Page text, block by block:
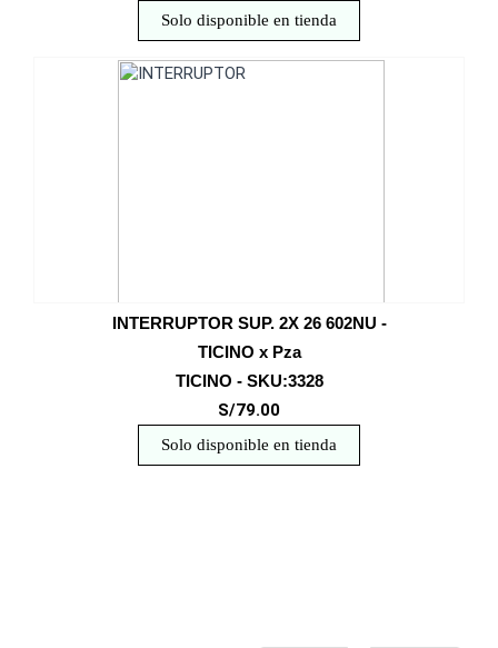
Solo disponible en tienda
INTERRUPTOR SUP. 2X 26 602NU -
TICINO x Pza
TICINO - SKU:3328
S/79.00
Solo disponible en tienda